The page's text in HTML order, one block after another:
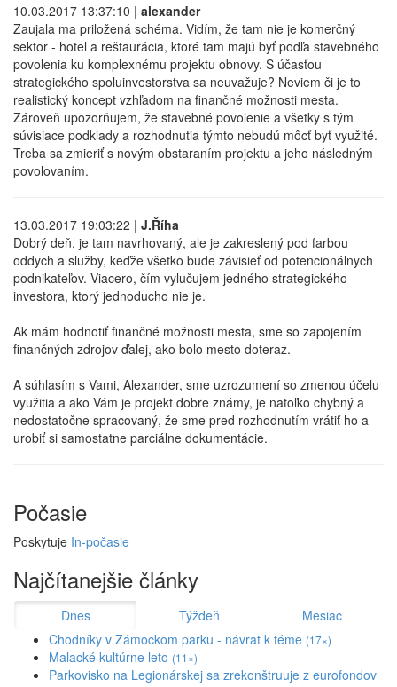
10.03.2017 13:37:10 | alexander
Zaujala ma priložená schéma. Vidím, že tam nie je komerčný
sektor - hotel a reštaurácia, ktoré tam majú byť podľa stavebného
povolenia ku komplexnému projektu obnovy. S účasťou
strategického spoluinvestorstva sa neuvažuje? Neviem či je to
realistický koncept vzhľadom na finančné možnosti mesta.
Zároveň upozorňujem, že stavebné povolenie a všetky s tým
súvisiace podklady a rozhodnutia týmto nebudú môcť byť využité.
Treba sa zmieriť s novým obstaraním projektu a jeho následným
povolovaním.
13.03.2017 19:03:22 | J.Říha
Dobrý deň, je tam navrhovaný, ale je zakreslený pod farbou
oddych a služby, keďže všetko bude závisieť od potencionálnych
podnikateľov. Viacero, čím vylučujem jedného strategického
investora, ktorý jednoducho nie je.
Ak mám hodnotiť finančné možnosti mesta, sme so zapojením
finančných zdrojov ďalej, ako bolo mesto doteraz.
A súhlasím s Vami, Alexander, sme uzrozumení so zmenou účelu
využitia a ako Vám je projekt dobre známy, je natoľko chybný a
nedostatočne spracovaný, že sme pred rozhodnutím vrátiť ho a
urobiť si samostatne parciálne dokumentácie.
Počasie
Poskytuje In-počasie
Najčítanejšie články
Dnes Týždeň
Mesiac
Chodníky v Zámockom parku - návrat k téme (17×)
Malacké kultúrne leto (11×)
Parkovisko na Legionárskej sa zrekonštruuje z eurofondov